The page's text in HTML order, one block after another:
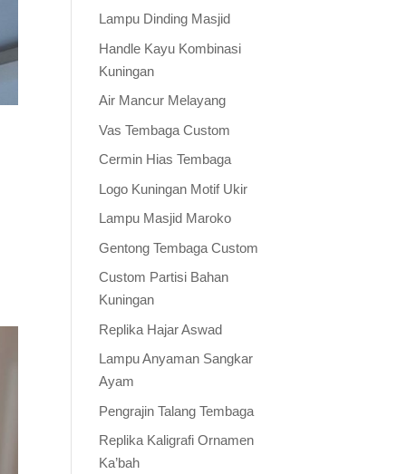
Lampu Dinding Masjid
Handle Kayu Kombinasi
Kuningan
Air Mancur Melayang
Vas Tembaga Custom
Cermin Hias Tembaga
Logo Kuningan Motif Ukir
Lampu Masjid Maroko
Gentong Tembaga Custom
Custom Partisi Bahan
Kuningan
Replika Hajar Aswad
Lampu Anyaman Sangkar
Ayam
Pengrajin Talang Tembaga
Replika Kaligrafi Ornamen
Ka’bah